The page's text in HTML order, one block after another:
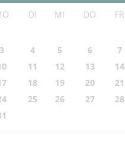
DI MI DO FR
3
4 5 6 7
11 12 13 14
18 19 20 21
25 26 27 28